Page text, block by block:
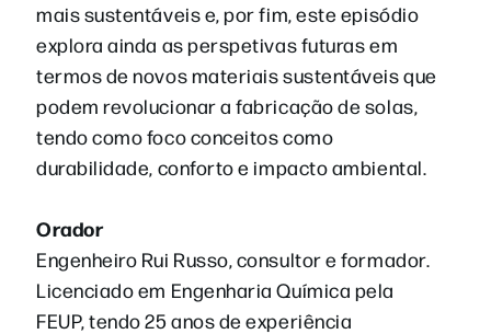
mais sustentáveis e, por fim, este episódio
explora ainda as perspetivas futuras em
termos de novos materiais sustentáveis que
podem revolucionar a fabricação de solas,
tendo como foco conceitos como
durabilidade, conforto e impacto ambiental.
Orador
Engenheiro Rui Russo, consultor e formador.
Licenciado em Engenharia Química pela
FEUP, tendo 25 anos de experiência